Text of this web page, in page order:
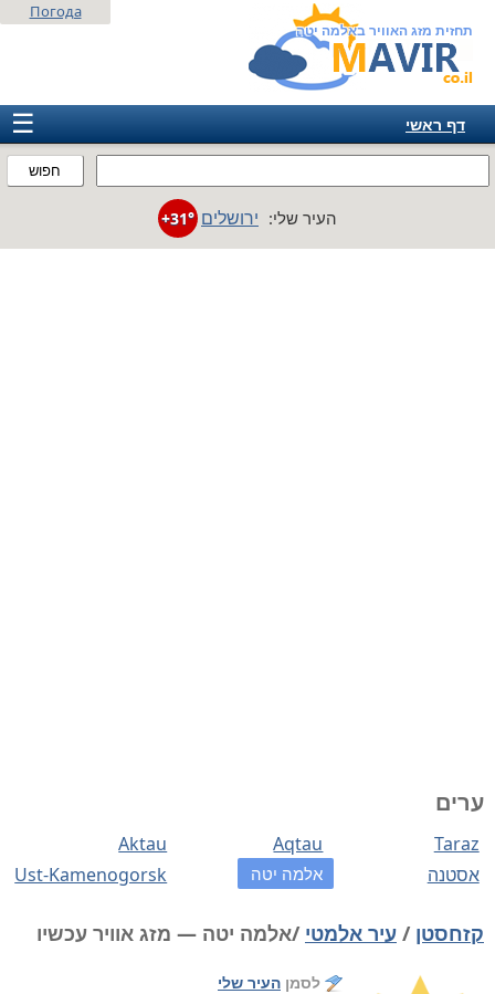
תחזית מזג האוויר באלמה יטה
חפוש
Погода
☰
דף ראשי
אמריקה
העיר שלי: ירושלים +31°
ערים
Aktau Aqtau
Taraz
Ust-Kamenogorsk
אלמה יטה אסטנה
קזחסטן / עיר אלמטי /אלמה יטה — מזג אוויר עכשיו
לסמן העיר שלי